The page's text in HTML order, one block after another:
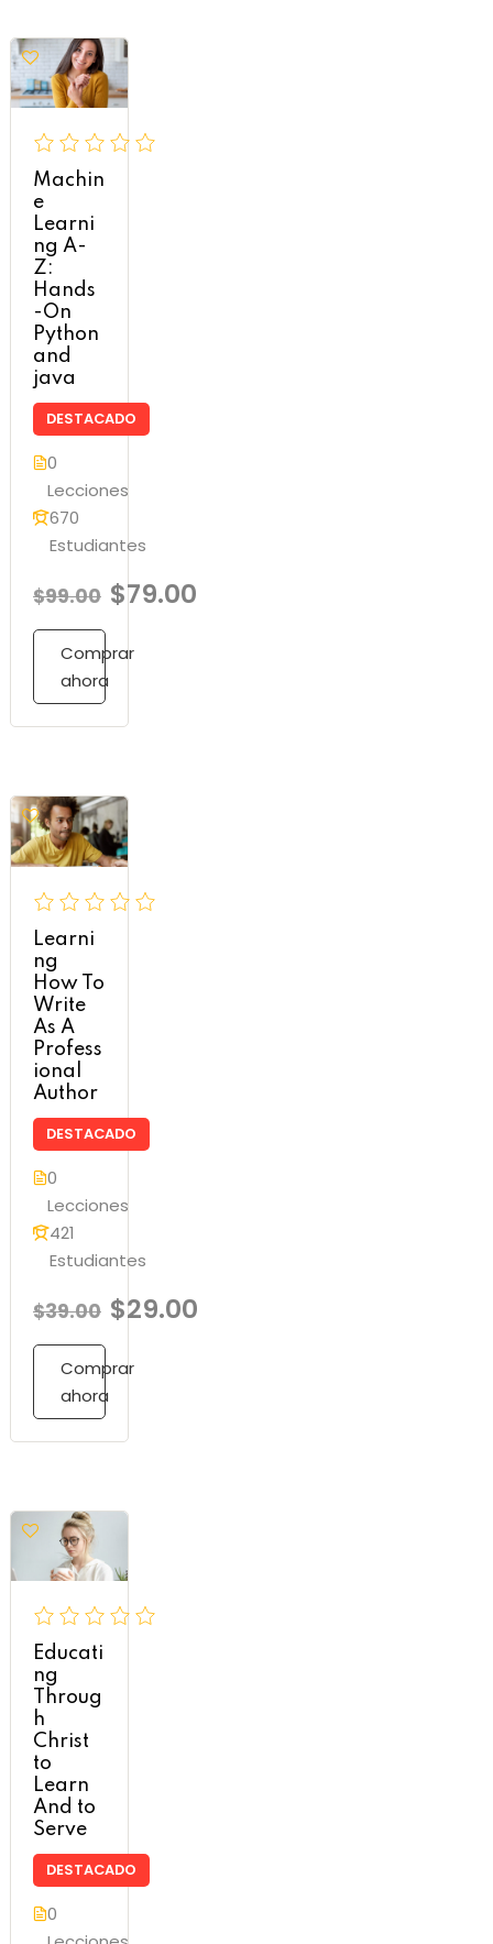
Machin
e
Learni
ng A-
Z:
Hands
-On
Python
and
java
DESTACADO
0
Lecciones
670
Estudiantes
$99.00 $79.00
Comprar
ahora
Learni
ng
How To
Write
As A
Profess
ional
Author
DESTACADO
0
Lecciones
421
Estudiantes
$39.00 $29.00
Comprar
ahora
Educati
ng
Throug
h
Christ
to
Learn
And to
Serve
DESTACADO
0